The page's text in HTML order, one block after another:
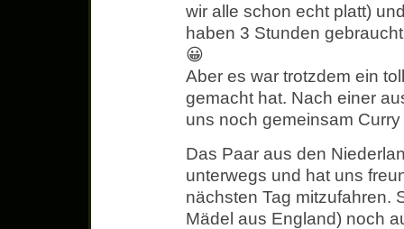
wir alle schon echt platt)
haben 3 Stunden
😀
Aber es war trotzdem ein
gemacht hat. Nach einer
uns noch gemeinsam
Das Paar aus den
unterwegs und hat uns
nächsten Tag mitzufahren.
Mädel aus England) noch